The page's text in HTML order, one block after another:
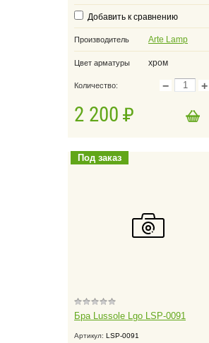
Добавить к сравнению
Производитель Arte Lamp
Цвет арматуры хром
Количество: − +
2 200
Добавить в корзину
Под заказ
Бра Lussole Lgo LSP-0091
Артикул: LSP-0091